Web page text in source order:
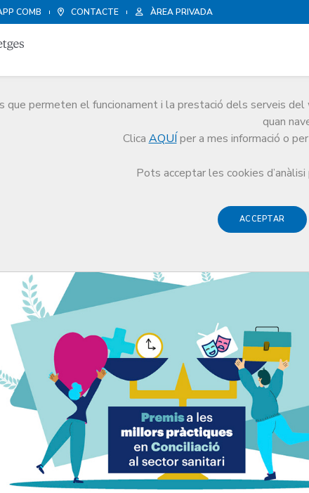
COMB CONTACTE ÀREA PRIVADA
permeten el funcionament i la prestació dels serveis
quan
Clica AQUÍ per a mes informació o
Pots acceptar les cookies
ACCEPTAR
El CCMC convoca la tercera edició dels Premis a les millors